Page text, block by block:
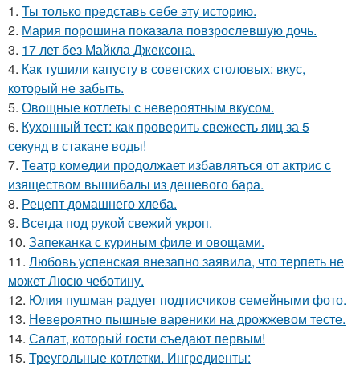
1. Ты только представь себе эту историю.
2. Мария порошина показала повзрослевшую дочь.
3. 17 лет без Майкла Джексона.
4. Как тушили капусту в советских столовых: вкус,
который не забыть.
5. Овощные котлеты с невероятным вкусом.
6. Кухонный тест: как проверить свежесть яиц за 5
секунд в стакане воды!
7. Театр комедии продолжает избавляться от актрис с
изяществом вышибалы из дешевого бара.
8. Рецепт домашнего хлеба.
9. Всегда под рукой свежий укроп.
10. Запеканка с куриным филе и овощами.
11. Любовь успенская внезапно заявила, что терпеть не
может Люсю чеботину.
12. Юлия пушман радует подписчиков семейными фото.
13. Невероятно пышные вареники на дрожжевом тесте.
14. Салат, который гости съедают первым!
15. Треугольные котлетки. Ингредиенты: